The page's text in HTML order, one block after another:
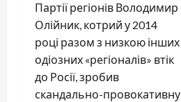
Партії регіонів Володимир
Олійник, котрий у 2014
році разом з низкою інших
одіозних «регіоналів» втік
до Росії, зробив
скандально-провокативну